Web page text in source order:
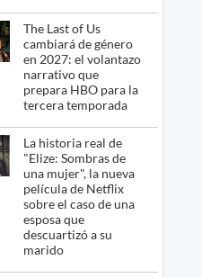
The Last of Us
cambiará de género
en 2027: el volantazo
narrativo que
prepara HBO para la
tercera temporada
La historia real de
"Elize: Sombras de
una mujer", la nueva
película de Netflix
sobre el caso de una
esposa que
descuartizó a su
marido